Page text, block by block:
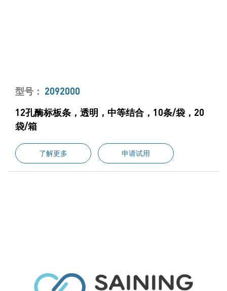
型号： 2092000
12孔酶标板条，透明，中等结合，10条/袋，20
袋/箱
了解更多 申请试用